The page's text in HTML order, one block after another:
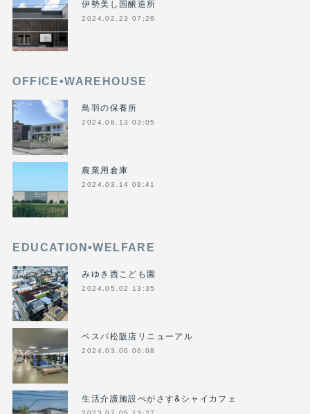
伊勢美し国醸造所
2024.02.23 07:26
OFFICE•WAREHOUSE
鳥羽の保養所
2024.08.13 03:05
農業用倉庫
2024.03.14 09:41
EDUCATION•WELFARE
みゆき西こども園
2024.05.02 13:35
ベスパ松阪店リニューアル
2024.03.06 06:08
生活介護施設ぺがさす&シャイカフェ